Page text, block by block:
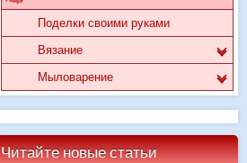
Поделки своими руками
Вязание
Мыловарение
Читайте новые статьи